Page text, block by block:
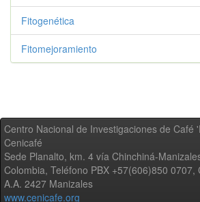
Fitogenética
Fitomejoramiento
Centro Nacional de Investigaciones de Café
Cenicafé
Sede Planalto, km. 4 vía Chinchiná-
Colombia, Teléfono PBX +57(606)850 0707,
A.A. 2427 Manizales
www.cenicafe.org